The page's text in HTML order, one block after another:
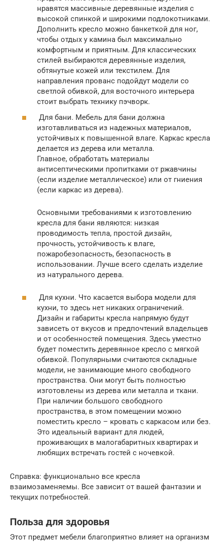
нравятся массивные деревянные изделия с
высокой спинкой и широкими подлокотниками.
Дополнить кресло можно банкеткой для ног,
чтобы отдых у камина был максимально
комфортным и приятным. Для классических
стилей выбираются деревянные изделия,
обтянутые кожей или текстилем. Для
направления прованс подойдут модели со
светлой обивкой, для восточного интерьера
стоит выбрать технику пэчворк.
Для бани. Мебель для бани должна
изготавливаться из надежных материалов,
устойчивых к повышенной влаге. Каркас кресла
делается из дерева или металла.
Главное, обработать материалы
антисептическими пропитками от ржавчины
(если изделие металлическое) или от гниения
(если каркас из дерева).
Основными требованиями к изготовлению
кресла для бани являются: низкая
проводимость тепла, простой дизайн,
прочность, устойчивость к влаге,
пожаробезопасность, безопасность в
использовании. Лучше всего сделать изделие
из натурального дерева.
Для кухни. Что касается выбора модели для
кухни, то здесь нет никаких ограничений.
Дизайн и габариты кресла напрямую будут
зависеть от вкусов и предпочтений владельцев
и от особенностей помещения. Здесь уместно
будет поместить деревянное кресло с мягкой
обивкой. Популярными считаются складные
модели, не занимающие много свободного
пространства. Они могут быть полностью
изготовлены из дерева или металла и ткани.
При наличии большого свободного
пространства, в этом помещении можно
поместить кресло – кровать с каркасом или без.
Это идеальный вариант для людей,
проживающих в малогабаритных квартирах и
любящих встречать гостей с ночевкой.
Справка: функционально все кресла
взаимозаменяемы. Все зависит от вашей фантазии и
текущих потребностей.
Польза для здоровья
Этот предмет мебели благоприятно влияет на организм